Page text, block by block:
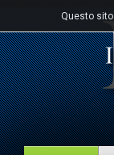
Questo